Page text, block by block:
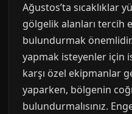
Ağustos’ta sıcaklıklar
gölgelik alanları tercih
bulundurmak
yapmak isteyenler için
karşı özel ekipmanlar
yaparken, bölgenin
bulundurmalısınız.